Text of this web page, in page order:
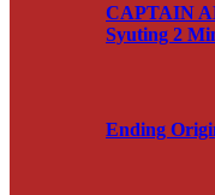
CAPTAIN
Syuting 2
Ending